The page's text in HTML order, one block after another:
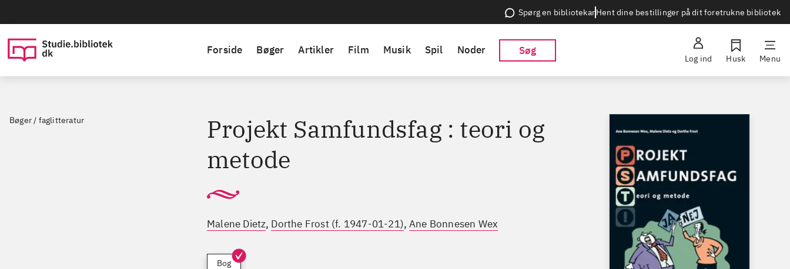
Spørg en bibliotekarHent dine bestillinger på dit foretrukne bibliotek
Forside Bøger Artikler Film Musik Spil Noder Søg
Log ind Husk Menu
Bøger / faglitteratur
Projekt Samfundsfag : teori og
metode
Malene Dietz, Dorthe Frost (f. 1947-01-21),Ane Bonnesen Wex
Bog